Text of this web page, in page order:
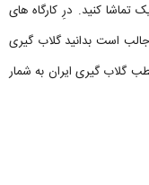
تماشا کنید. درِ کارگاه های
است بدانید گلاب گیری
گلاب گیری ایران به شمار